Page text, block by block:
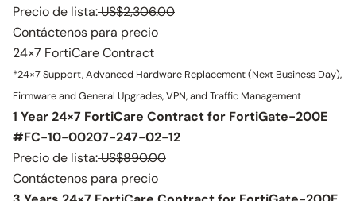
Precio de lista:US$2,306.00
Contáctenos para precio
24×7 FortiCare Contract
*24×7 Support, Advanced Hardware Replacement (Next Business Day),
Firmware and General Upgrades, VPN, and Traffic Management
1 Year 24×7 FortiCare Contract for FortiGate-200E
#FC-10-00207-247-02-12
Precio de lista:US$890.00
Contáctenos para precio